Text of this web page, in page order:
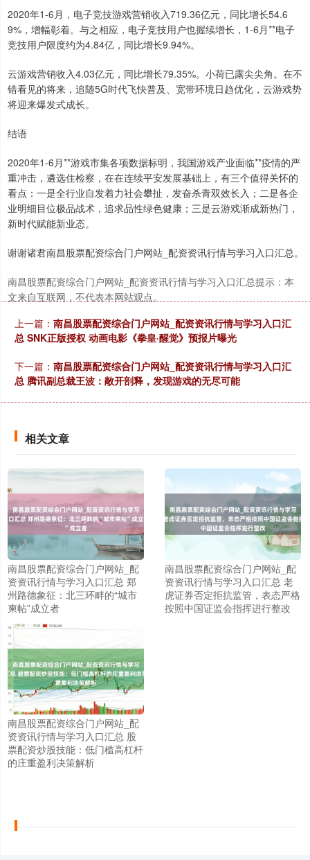
2020年1-6月，电子竞技游戏营销收入719.36亿元，同比增长54.6
9%，增幅彰着。与之相应，电子竞技用户也握续增长，1-6月**电子
竞技用户限度约为4.84亿，同比增长9.94%。
云游戏营销收入4.03亿元，同比增长79.35%。小荷已露尖尖角。在不
错看见的将来，追随5G时代飞快普及、宽带环境日趋优化，云游戏势
将迎来爆发式成长。
结语
2020年1-6月**游戏市集各项数据标明，我国游戏产业面临**疫情的严
重冲击，遴选住检察，在在连续平安发展基础上，有三个值得关怀的
看点：一是全行业自发着力社会攀扯，发奋杀青双效长入；二是各企
业明细目位极品战术，追求品性绿色健康；三是云游戏渐成新热门，
新时代赋能新业态。
谢谢诸君南昌股票配资综合门户网站_配资资讯行情与学习入口汇总。
南昌股票配资综合门户网站_配资资讯行情与学习入口汇总提示：本
文来自互联网，不代表本网站观点。
上一篇： 南昌股票配资综合门户网站_配资资讯行情与学习入口汇
总 SNK正版授权 动画电影《拳皇·醒觉》预报片曝光
下一篇： 南昌股票配资综合门户网站_配资资讯行情与学习入口汇
总 腾讯副总裁王波：敞开剖释，发现游戏的无尽可能
相关文章
南昌股票配资综合门户网站_配
资资讯行情与学习入口汇总 郑
州路德象征：北三环畔的“城市
柬帖”成立者
南昌股票配资综合门户网站_配
资资讯行情与学习入口汇总 老
虎证券否定拒抗监管，表态严格
按照中国证监会指挥进行整改
南昌股票配资综合门户网站_配
资资讯行情与学习入口汇总 股
票配资炒股技能：低门槛高杠杆
的庄重盈利决策解析